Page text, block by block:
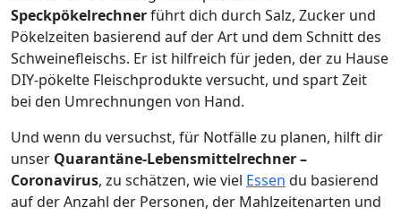
Speckpökelrechnerführt dich durch Salz, Zucker und
Pökelzeiten basierend auf der Art und dem Schnitt des
Schweinefleischs. Er ist hilfreich für jeden, der zu Hause
DIY-pökelte Fleischprodukte versucht, und spart Zeit
bei den Umrechnungen von Hand.
Und wenn du versuchst, für Notfälle zu planen, hilft dir
unser Quarantäne-Lebensmittelrechner –
Coronavirus, zu schätzen, wie viel Essen du basierend
auf der Anzahl der Personen, der Mahlzeitenarten und